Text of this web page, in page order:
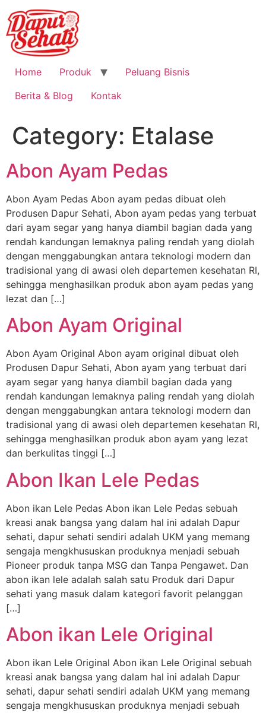
Home Produk
Peluang Bisnis
Berita & Blog
Kontak
Category: Etalase
Abon Ayam Pedas
Abon Ayam Pedas Abon ayam pedas dibuat oleh
Produsen Dapur Sehati, Abon ayam pedas yang terbuat
dari ayam segar yang hanya diambil bagian dada yang
rendah kandungan lemaknya paling rendah yang diolah
dengan menggabungkan antara teknologi modern dan
tradisional yang di awasi oleh departemen kesehatan RI,
sehingga menghasilkan produk abon ayam pedas yang
lezat dan […]
Abon Ayam Original
Abon Ayam Original Abon ayam original dibuat oleh
Produsen Dapur Sehati, Abon ayam yang terbuat dari
ayam segar yang hanya diambil bagian dada yang
rendah kandungan lemaknya paling rendah yang diolah
dengan menggabungkan antara teknologi modern dan
tradisional yang di awasi oleh departemen kesehatan RI,
sehingga menghasilkan produk abon ayam yang lezat
dan berkulitas tinggi […]
Abon Ikan Lele Pedas
Abon ikan Lele Pedas Abon ikan Lele Pedas sebuah
kreasi anak bangsa yang dalam hal ini adalah Dapur
sehati, dapur sehati sendiri adalah UKM yang memang
sengaja mengkhususkan produknya menjadi sebuah
Pioneer produk tanpa MSG dan Tanpa Pengawet. Dan
abon ikan lele adalah salah satu Produk dari Dapur
sehati yang masuk dalam kategori favorit pelanggan
[…]
Abon ikan Lele Original
Abon ikan Lele Original Abon ikan Lele Original sebuah
kreasi anak bangsa yang dalam hal ini adalah Dapur
sehati, dapur sehati sendiri adalah UKM yang memang
sengaja mengkhususkan produknya menjadi sebuah